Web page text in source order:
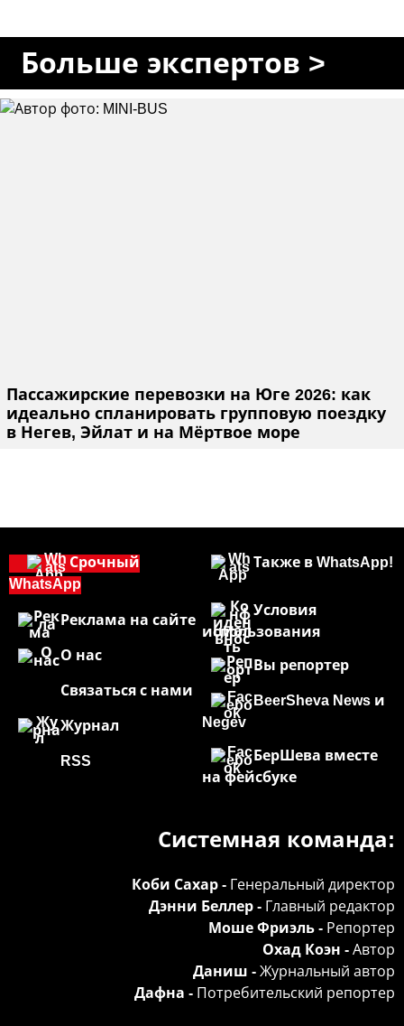
Больше экспертов >
Пассажирские перевозки на Юге 2026: как
идеально спланировать групповую поездку
в Негев, Эйлат и на Мёртвое море
Также в WhatsApp!
Условия
использования
Вы репортер
BeerSheva News и
Negev
БерШева вместе
на фейсбуке
Срочный
WhatsApp
Реклама на сайте
О нас
Связаться с нами
Журнал
RSS
Системная команда:
Коби Сахар - Генеральный директор
Дэнни Беллер - Главный редактор
Моше Фриэль - Репортер
Охад Коэн - Автор
Даниш - Журнальный автор
Дафна - Потребительский репортер